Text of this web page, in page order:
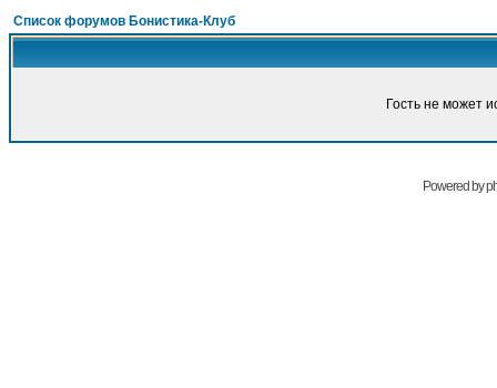
Список форумов Бонистика-Клуб
Гость не может
Powered by